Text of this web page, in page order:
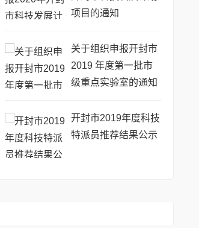
项目的通知
关于组织申报开封市
2019 年度第一批市
级重点实验室的通知
开封市2019年度科技
特派员推荐结果公示